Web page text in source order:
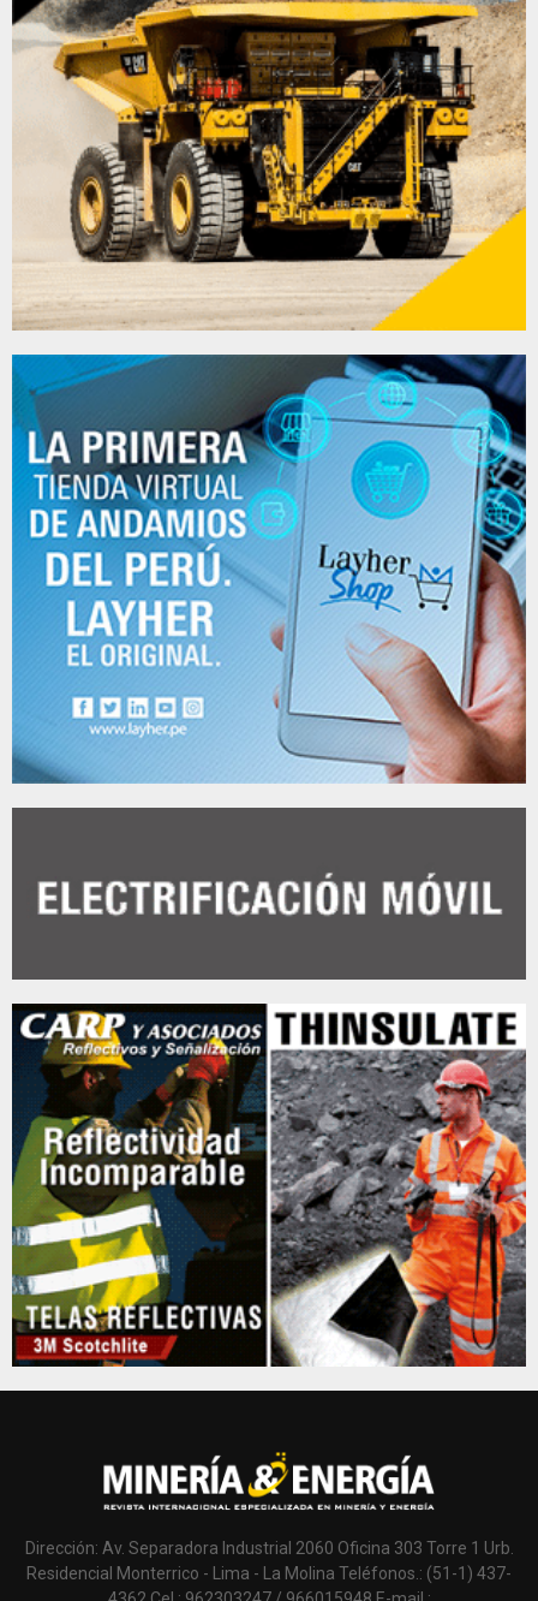
Dirección: Av. Separadora Industrial 2060 Oficina 303 Torre 1 Urb.
Residencial Monterrico - Lima - La Molina Teléfonos.: (51-1) 437-